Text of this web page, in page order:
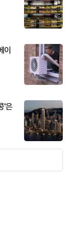
이
'은